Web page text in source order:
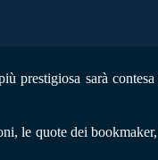
prestigiosa sarà contesa
le quote dei